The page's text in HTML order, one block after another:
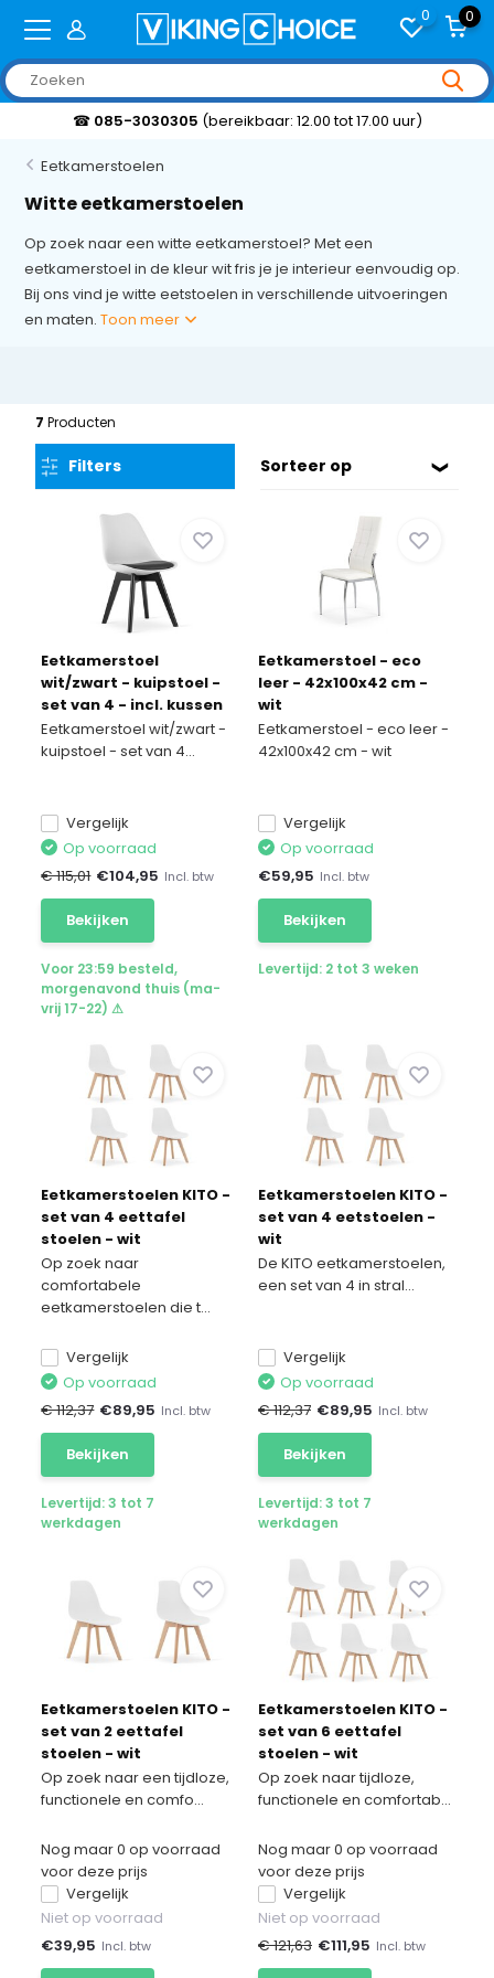
0 0
☎ 085-3030305 (bereikbaar: 12.00 tot 17.00 uur)
Eetkamerstoelen
Witte eetkamerstoelen
Op zoek naar een witte eetkamerstoel? Met een
eetkamerstoel in de kleur wit fris je je interieur eenvoudig op.
Bij ons vind je witte eetstoelen in verschillende uitvoeringen
en maten.Toon meer
7Producten
Filters Sorteer op
Eetkamerstoel
wit/zwart - kuipstoel -
set van 4 - incl. kussen
Eetkamerstoel wit/zwart -
kuipstoel - set van 4...
Vergelijk
Op voorraad
€ 115,01 €104,95 Incl. btw
Bekijken
Voor 23:59 besteld,
morgenavond thuis (ma-
vrij 17-22) ⚠
Eetkamerstoel - eco
leer - 42x100x42 cm -
wit
Eetkamerstoel - eco leer -
42x100x42 cm - wit
Vergelijk
Op voorraad
€59,95 Incl. btw
Bekijken
Levertijd: 2 tot 3 weken
Eetkamerstoelen KITO -
set van 4 eettafel
stoelen - wit
Op zoek naar
comfortabele
eetkamerstoelen die t...
Vergelijk
Op voorraad
€ 112,37 €89,95 Incl. btw
Bekijken
Levertijd: 3 tot 7
werkdagen
Eetkamerstoelen KITO -
set van 4 eetstoelen -
wit
De KITO eetkamerstoelen,
een set van 4 in stral...
Vergelijk
Op voorraad
€ 112,37 €89,95 Incl. btw
Bekijken
Levertijd: 3 tot 7
werkdagen
Eetkamerstoelen KITO -
set van 2 eettafel
stoelen - wit
Op zoek naar een tijdloze,
functionele en comfo...
Nog maar 0 op voorraad
voor deze prijs
Vergelijk
Niet op voorraad
€39,95 Incl. btw
Eetkamerstoelen KITO -
set van 6 eettafel
stoelen - wit
Op zoek naar tijdloze,
functionele en comfortab...
Nog maar 0 op voorraad
voor deze prijs
Vergelijk
Niet op voorraad
€ 121,63 €111,95 Incl. btw